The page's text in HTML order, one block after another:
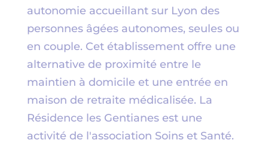
autonomie accueillant sur Lyon des
personnes âgées autonomes, seules ou
en couple. Cet établissement offre une
alternative de proximité entre le
maintien à domicile et une entrée en
maison de retraite médicalisée. La
Résidence les Gentianes est une
activité de l'association Soins et Santé.